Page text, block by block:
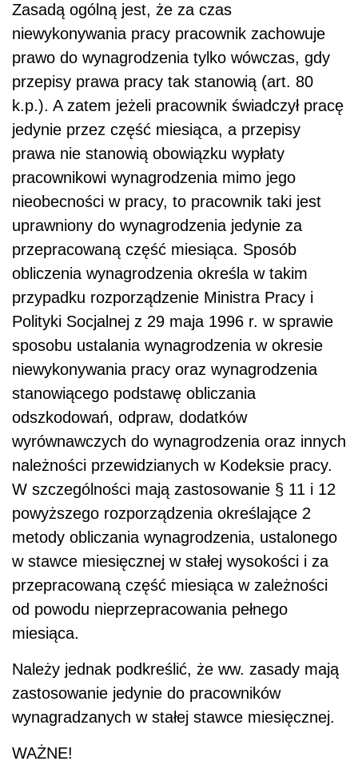
Zasadą ogólną jest, że za czas
niewykonywania pracy pracownik zachowuje
prawo do wynagrodzenia tylko wówczas, gdy
przepisy prawa pracy tak stanowią (art. 80
k.p.). A zatem jeżeli pracownik świadczył pracę
jedynie przez część miesiąca, a przepisy
prawa nie stanowią obowiązku wypłaty
pracownikowi wynagrodzenia mimo jego
nieobecności w pracy, to pracownik taki jest
uprawniony do wynagrodzenia jedynie za
przepracowaną część miesiąca. Sposób
obliczenia wynagrodzenia określa w takim
przypadku rozporządzenie Ministra Pracy i
Polityki Socjalnej z 29 maja 1996 r. w sprawie
sposobu ustalania wynagrodzenia w okresie
niewykonywania pracy oraz wynagrodzenia
stanowiącego podstawę obliczania
odszkodowań, odpraw, dodatków
wyrównawczych do wynagrodzenia oraz innych
należności przewidzianych w Kodeksie pracy.
W szczególności mają zastosowanie § 11 i 12
powyższego rozporządzenia określające 2
metody obliczania wynagrodzenia, ustalonego
w stawce miesięcznej w stałej wysokości i za
przepracowaną część miesiąca w zależności
od powodu nieprzepracowania pełnego
miesiąca.
Należy jednak podkreślić, że ww. zasady mają
zastosowanie jedynie do pracowników
wynagradzanych w stałej stawce miesięcznej.
WAŻNE!